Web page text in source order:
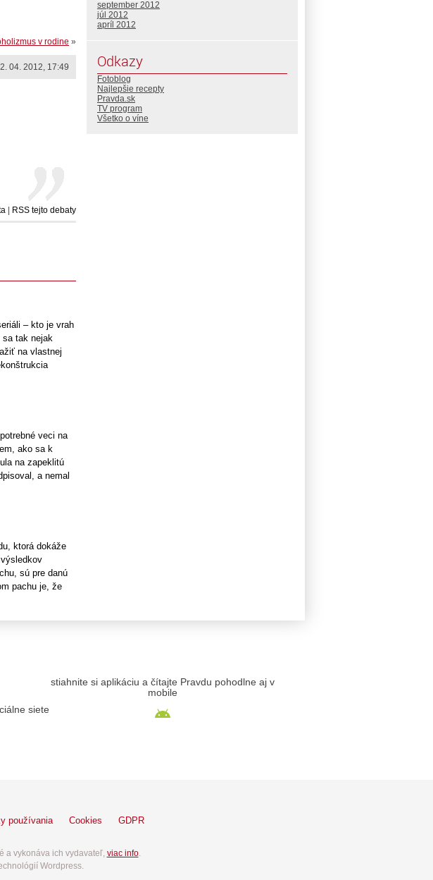
v rodine »
04. 2012, 17:49
| RSS tejto debaty
– kto je vrah
tak nejak
na vlastnej
veci na
ako sa k
na zapeklitú
a nemal
ktorá dokáže
sú pre danú
pachu je, že
september 2012
júl 2012
apríl 2012
Odkazy
Fotoblog
Najlepšie recepty
Pravda.sk
TV program
Všetko o víne
siete
stiahnite si aplikáciu a čítajte Pravdu pohodlne aj v
mobile
používania Cookies GDPR
a vykonáva ich vydavateľ, viac info.
Wordpress.